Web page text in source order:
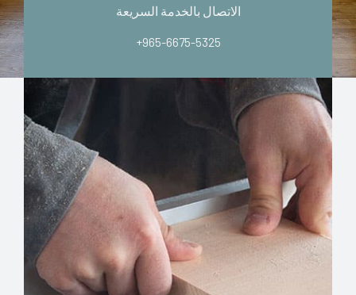
الاتصال بالخدمة السريعة
+965-6675-5325